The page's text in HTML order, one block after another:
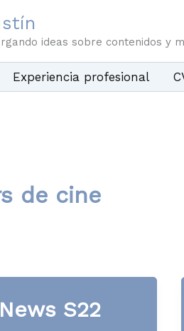
ideas sobre contenidos y
Experiencia profesional
de cine
S22